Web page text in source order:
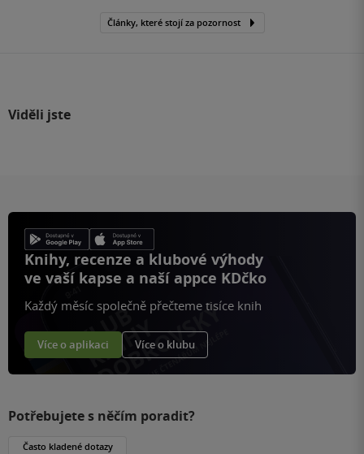
Články, které stojí za pozornost
Viděli jste
Knihy, recenze a klubové výhody
ve vaší kapse a naší appce KDčko
Každý měsíc společně přečteme tisíce knih
Více o aplikaci Více o klubu
Potřebujete s něčím poradit?
Často kladené dotazy